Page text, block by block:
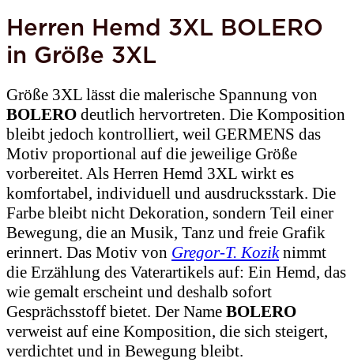
Herren Hemd 3XL BOLERO
in Größe 3XL
Größe 3XL lässt die malerische Spannung von
BOLERO deutlich hervortreten. Die Komposition
bleibt jedoch kontrolliert, weil GERMENS das
Motiv proportional auf die jeweilige Größe
vorbereitet. Als Herren Hemd 3XL wirkt es
komfortabel, individuell und ausdrucksstark. Die
Farbe bleibt nicht Dekoration, sondern Teil einer
Bewegung, die an Musik, Tanz und freie Grafik
erinnert. Das Motiv von Gregor-T. Koziknimmt
die Erzählung des Vaterartikels auf: Ein Hemd, das
wie gemalt erscheint und deshalb sofort
Gesprächsstoff bietet. Der Name BOLERO
verweist auf eine Komposition, die sich steigert,
verdichtet und in Bewegung bleibt.